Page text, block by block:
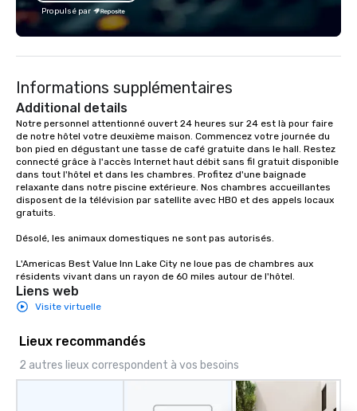
Propulsé par
Informations supplémentaires
Additional details
Notre personnel attentionné ouvert 24 heures sur 24 est là pour faire
de notre hôtel votre deuxième maison. Commencez votre journée du
bon pied en dégustant une tasse de café gratuite dans le hall. Restez
connecté grâce à l'accès Internet haut débit sans fil gratuit disponible
dans tout l'hôtel et dans les chambres. Profitez d'une baignade
relaxante dans notre piscine extérieure. Nos chambres accueillantes
disposent de la télévision par satellite avec HBO et des appels locaux
gratuits.
Désolé, les animaux domestiques ne sont pas autorisés.
L'Americas Best Value Inn Lake City ne loue pas de chambres aux
résidents vivant dans un rayon de 60 miles autour de l'hôtel.
Liens web
Visite virtuelle
Lieux recommandés
2 autres lieux correspondent à vos besoins